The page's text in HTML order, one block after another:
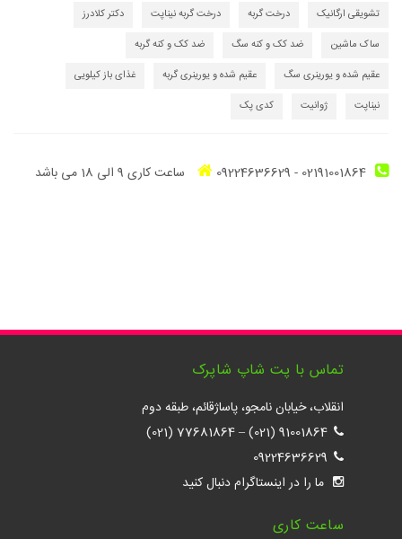
تشویقی ارگانیک درخت گربه درخت گربه نیناپت
دکتر کلادرز
ساک ماشین
ضد کک و کنه سگ
ضد کک و کنه گربه
عقیم شده و یورینری سگ
عقیم شده و یورینری گربه
غذای باز کیلویی
نیناپت
ژوانیت کدی پک
02191001864
-
09224636629 ساعت کاری 9 الی 18 می باشد
تماس با پت شاپ شاپرک
انقلاب، خیابان نامجو، پاساژقائم، طبقه دوم
91001864 (021)
–
77681864 (021)
09224636629
ما را در اینستاگرام دنبال کنید
ساعت کاری